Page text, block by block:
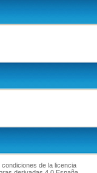
de la licencia